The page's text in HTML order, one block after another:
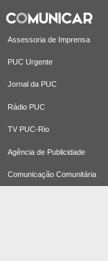
Assessoria de Imprensa
PUC Urgente
Jornal da PUC
Rádio PUC
TV PUC-Rio
Agência de Publicidade
Comunicação Comunitária